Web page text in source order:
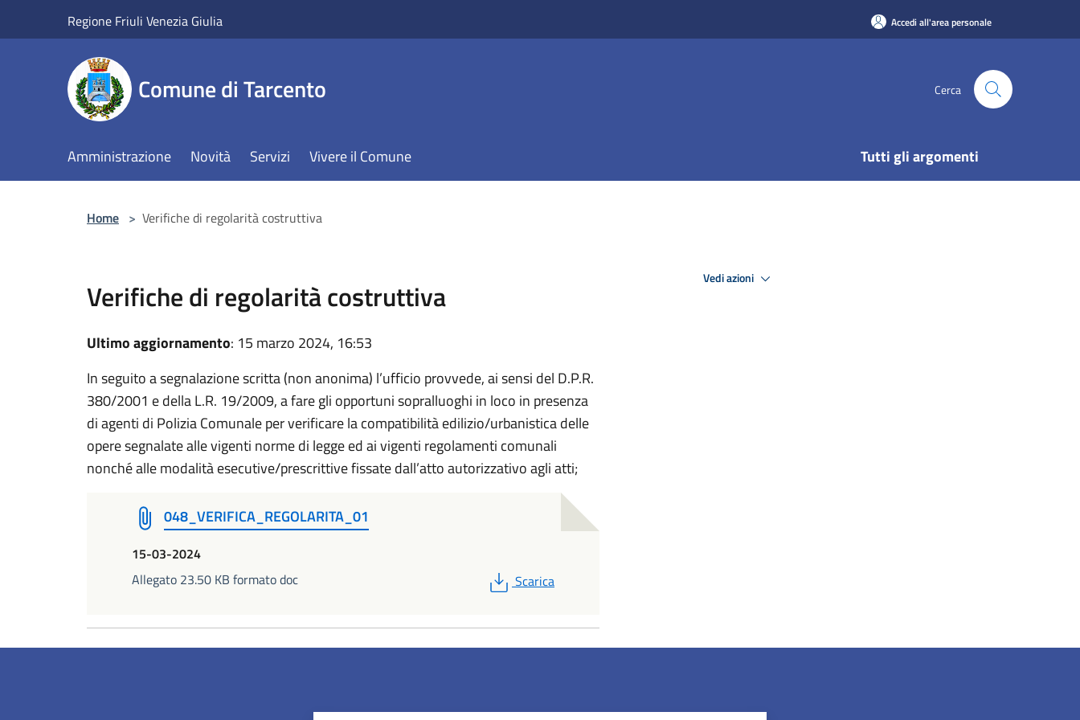
Regione Friuli Venezia Giulia Accedi all'area personale
Comune di Tarcento Cerca
Amministrazione Novità Servizi Vivere il Comune Tutti gli argomenti
Home > Verifiche di regolarità costruttiva
Verifiche di regolarità costruttiva
Ultimo aggiornamento: 15 marzo 2024, 16:53
In seguito a segnalazione scritta (non anonima) l’ufficio provvede, ai sensi del D.P.R.
380/2001 e della L.R. 19/2009, a fare gli opportuni sopralluoghi in loco in presenza
di agenti di Polizia Comunale per verificare la compatibilità edilizio/urbanistica delle
opere segnalate alle vigenti norme di legge ed ai vigenti regolamenti comunali
nonché alle modalità esecutive/prescrittive fissate dall’atto autorizzativo agli atti;
048_VERIFICA_REGOLARITA_01
15-03-2024
Allegato 23.50 KB formato doc
PDF
Scarica
Vedi azioni